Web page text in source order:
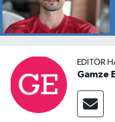
EDITÖR
Gamze